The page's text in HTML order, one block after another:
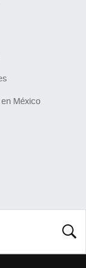
México